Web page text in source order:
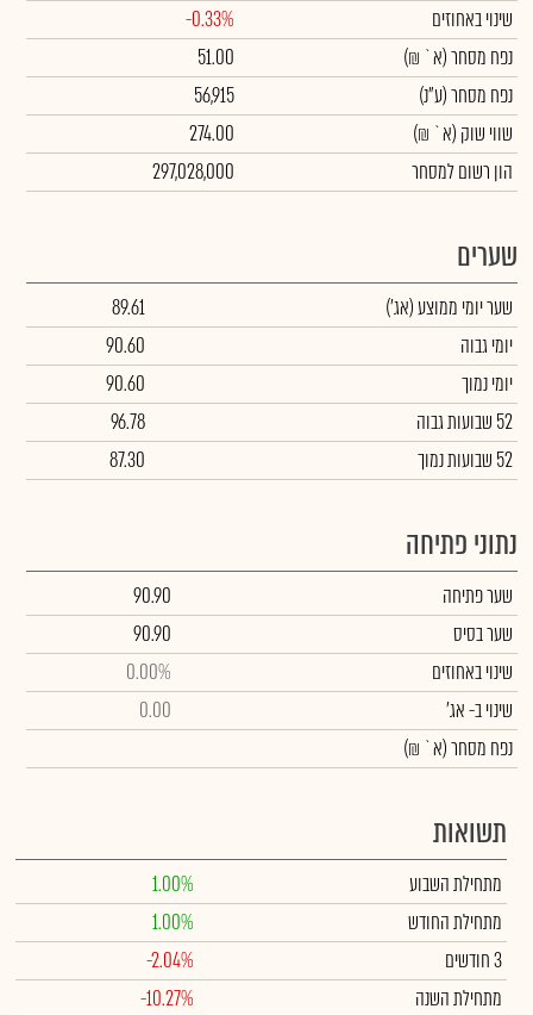
שינוי באחוזים
-0.33%
נפח מסחר(א` ₪)
51.00
נפח מסחר(ע"נ)
56,915
שווי שוק (א` ₪)
274.00
הון רשום למסחר
297,028,000
שערים
שער יומי ממוצע(אג')
89.61
יומי גבוה
90.60
יומי נמוך
90.60
52 שבועות גבוה
96.78
52 שבועות נמוך
87.30
נתוני פתיחה
שער פתיחה
90.90
שער בסיס
90.90
שינוי באחוזים
0.00%
שינויב- אג'
0.00
נפח מסחר(א` ₪)
תשואות
מתחילת השבוע
1.00%
מתחילת החודש
1.00%
3 חודשים
-2.04%
מתחילת השנה
-10.27%